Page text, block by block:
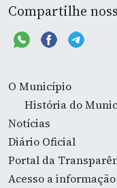
Compartilhe
O Município
História do
Notícias
Diário Oficial
Portal da
Acesso a informação